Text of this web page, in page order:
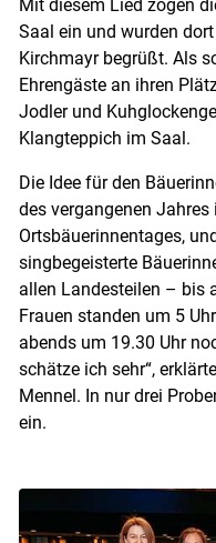
Mit diesem Lied zogen
Saal ein und wurden
Kirchmayr begrüßt. Als
Ehrengäste an ihren
Jodler und
Klangteppich im Saal.
Die Idee für den
des vergangenen Jahres
Ortsbäuerinnentages,
singbegeisterte
allen Landesteilen – bis
Frauen standen um 5
abends um 19.30 Uhr
schätze ich sehr“,
Mennel. In nur drei
ein.